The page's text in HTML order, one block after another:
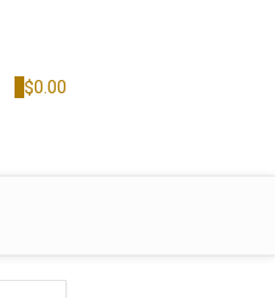
$0.00